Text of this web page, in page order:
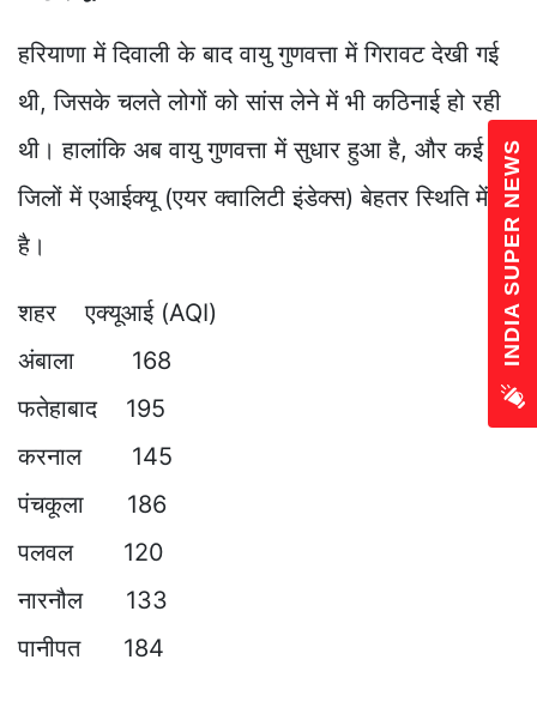
हरियाणा में दिवाली के बाद वायु गुणवत्ता में गिरावट देखी गई
थी, जिसके चलते लोगों को सांस लेने में भी कठिनाई हो रही
थी। हालांकि अब वायु गुणवत्ता में सुधार हुआ है, और कई
जिलों में एआईक्यू (एयर क्वालिटी इंडेक्स) बेहतर स्थिति में
है।
शहर एक्यूआई (AQI)
अंबाला 168
फतेहाबाद 195
करनाल 145
पंचकूला 186
पलवल 120
नारनौल 133
पानीपत 184
INDIA SUPER NEWS